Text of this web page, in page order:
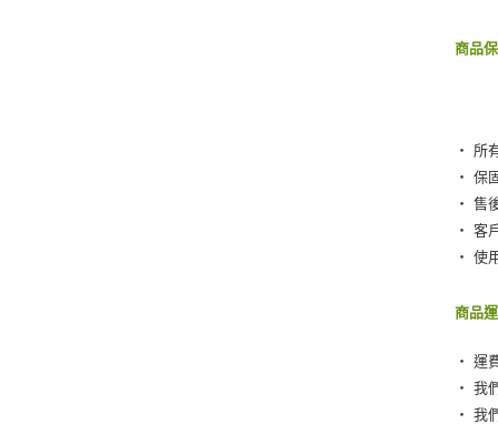
商品
‧ 所
‧ 保
‧ 售
‧ 客
‧ 使
商品
‧ 運
‧ 我
‧ 我